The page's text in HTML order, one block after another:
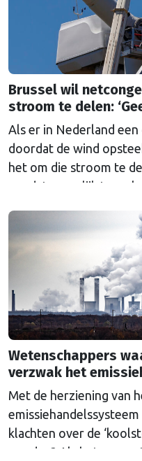
Brussel wil
stroom te delen:
Als er in Nederland
doordat de wind
het om die stroom te
om dat mogelijk te
Wetenschappers
verzwak het
Met de herziening van
klachten over de
worden? Als het aan